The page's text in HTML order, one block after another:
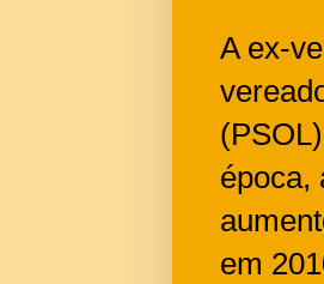
A ex-
época,
em